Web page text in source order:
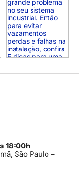
18:00h
São Paulo –